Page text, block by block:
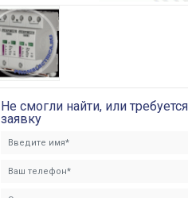
Не смогли найти, или
заявку